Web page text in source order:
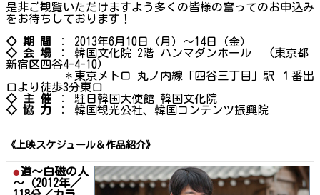
是非ご観覧いただけますよう多くの皆様の奮ってのお申込み
をお待ちしております！
◇ 期 間
： 2013年6月10日（月）～14日（金）
◇ 会 場 ： 韓国文化院 2階 ハンマダンホール (東京都
新宿区四谷4-4-10)
＊東京メトロ 丸ノ内線「四谷三丁目」駅 １番出
口より徒歩3分東口
◇ 主 催 ： 駐日韓国大使館 韓国文化院
◇ 協 力 ： 韓国観光公社、韓国コンテンツ振興院
《上映スケジュール＆作品紹介》
道～白磁の人
～（2012年／